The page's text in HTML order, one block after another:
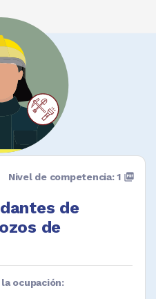
de
de
Nivel de competencia: 1 picture_as_pdf
ocupación: